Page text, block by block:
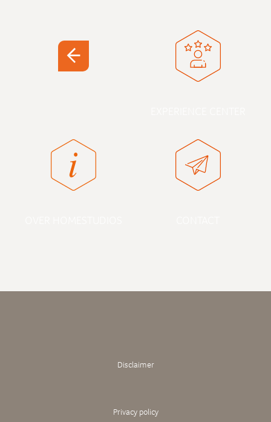
Disclaimer
Privacy policy